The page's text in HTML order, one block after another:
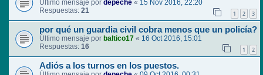
Último mensaje por depeche « 15 Nov 2016, 22:20
Respuestas: 21 1 2 3
por qué un guardia civil cobra menos que un policía?
Último mensaje por baltico17 « 16 Oct 2016, 15:01
Respuestas: 16 1 2
Adiós a los turnos en los puestos.